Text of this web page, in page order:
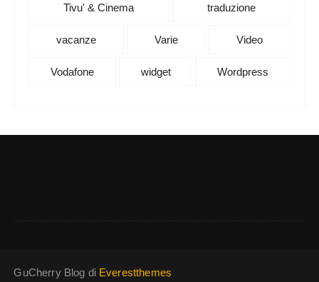
Tivu' & Cinema traduzione
vacanze Varie Video
Vodafone widget Wordpress
GuCherry Blog di Everestthemes